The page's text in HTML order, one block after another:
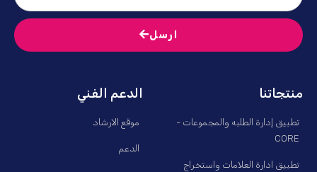
ارسل
منتجاتنا
تطبيق إدارة الطلبه والمجموعات -
CORE
تطبيق ادارة العلامات واستخراج
الدعم الفني
موقع الارشاد
الدعم